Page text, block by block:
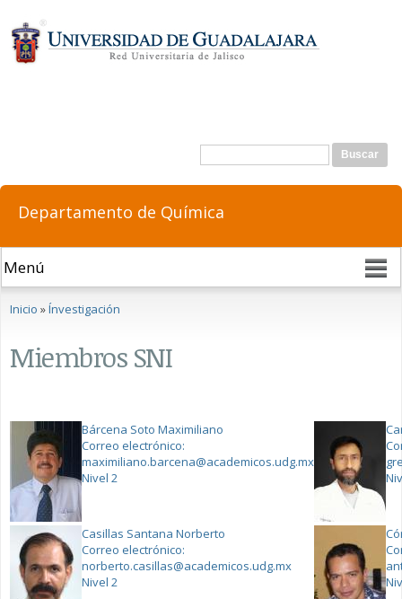
principal
Formulario de búsqueda
Buscar
Departamento de Química
Se encuentra usted aquí
Inicio »Ínvestigación
Miembros SNI
Bárcena Soto Maximiliano
Correo electrónico:
maximiliano.barcena@academicos.udg.mx
Nivel 2
Casillas Santana Norberto
Correo electrónico:
norberto.casillas@academicos.udg.mx
Nivel 2